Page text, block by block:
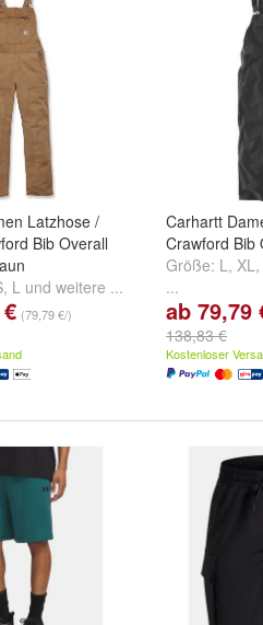
Latzhose /
Bib Overall
, L und weitere ...
(79,79 €/)
Carhartt
Crawford Bib
Größe: L, XL,
...
ab 79,79
138,83 €
Kostenloser